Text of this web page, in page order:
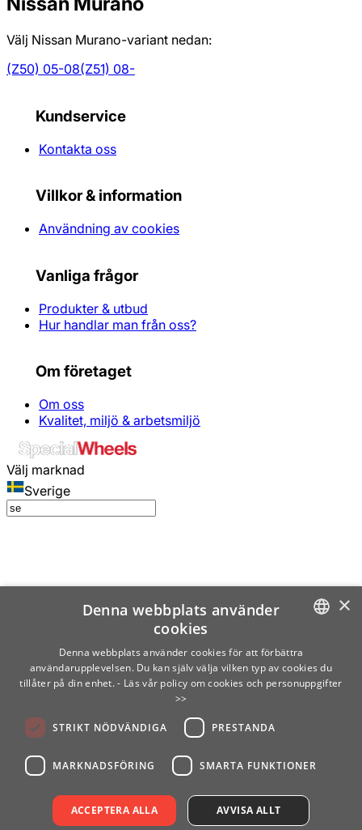
Välj Nissan Murano-variant nedan:
(Z50) 05-08(Z51) 08-
Kundservice
Kontakta oss
Villkor & information
Användning av cookies
Vanliga frågor
Produkter & utbud
Hur handlar man från oss?
Om företaget
Om oss
Kvalitet, miljö & arbetsmiljö
Välj marknad
Sverige
SWEDISH
×
Denna webbplats använder
cookies
Denna webbplats använder cookies för att förbättra
användarupplevelsen. Du kan själv välja vilken typ av cookies du
tillåter på din enhet. - Läs vår policy om cookies och personuppgifter
>>
STRIKT NÖDVÄNDIGA PRESTANDA
MARKNADSFÖRING SMARTA FUNKTIONER
ACCEPTERA ALLA AVVISA ALLT